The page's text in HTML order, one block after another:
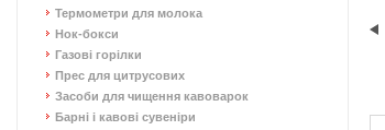
Термометри для молока
Нок-бокси
Газові горілки
Прес для цитрусових
Засоби для чищення кавоварок
Барні і кавові сувеніри